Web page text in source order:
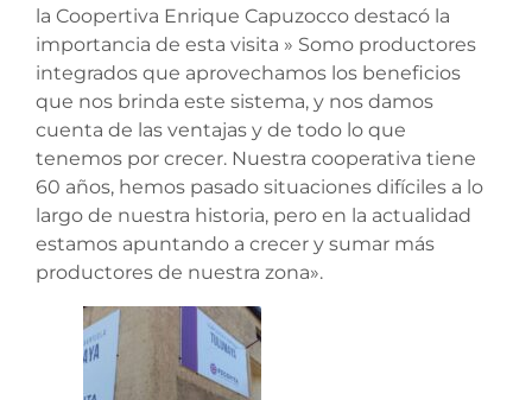
la Coopertiva Enrique Capuzocco destacó la
importancia de esta visita » Somo productores
integrados que aprovechamos los beneficios
que nos brinda este sistema, y nos damos
cuenta de las ventajas y de todo lo que
tenemos por crecer. Nuestra cooperativa tiene
60 años, hemos pasado situaciones difíciles a lo
largo de nuestra historia, pero en la actualidad
estamos apuntando a crecer y sumar más
productores de nuestra zona».